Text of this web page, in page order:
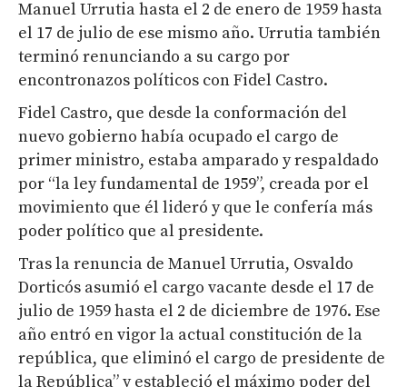
Manuel Urrutia hasta el 2 de enero de 1959 hasta
el 17 de julio de ese mismo año. Urrutia también
terminó renunciando a su cargo por
encontronazos políticos con Fidel Castro.
Fidel Castro, que desde la conformación del
nuevo gobierno había ocupado el cargo de
primer ministro, estaba amparado y respaldado
por “la ley fundamental de 1959”, creada por el
movimiento que él lideró y que le confería más
poder político que al presidente.
Tras la renuncia de Manuel Urrutia, Osvaldo
Dorticós asumió el cargo vacante desde el 17 de
julio de 1959 hasta el 2 de diciembre de 1976. Ese
año entró en vigor la actual constitución de la
república, que eliminó el cargo de presidente de
la República” y estableció el máximo poder del